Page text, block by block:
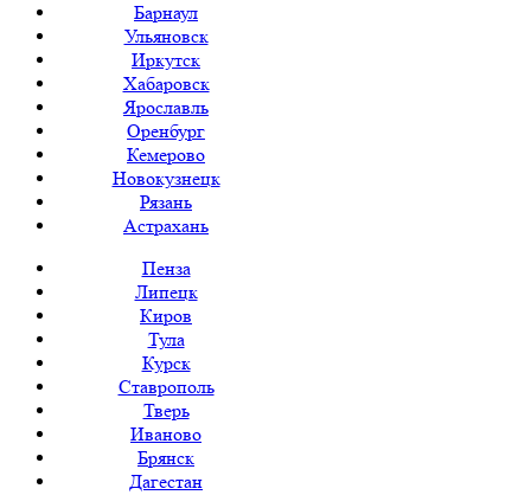
Барнаул
Ульяновск
Иркутск
Хабаровск
Ярославль
Оренбург
Кемерово
Новокузнецк
Рязань
Астрахань
Пенза
Липецк
Киров
Тула
Курск
Ставрополь
Тверь
Иваново
Брянск
Дагестан